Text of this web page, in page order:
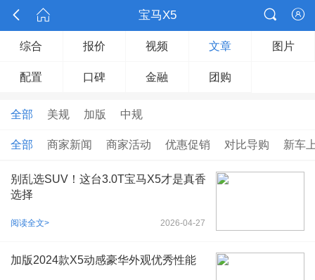
  宝马X5 

综合 报价 视频 文章 图片
配置 口碑 金融 团购
全部 美规 加版 中规
全部 商家新闻 商家活动 优惠促销 对比导购 新车
别乱选SUV！这台3.0T宝马X5才是真香
选择
2026-04-27
阅读全文>
加版2024款X5动感豪华外观优秀性能